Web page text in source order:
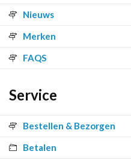
Nieuws
Merken
FAQS
Service
Bestellen & Bezorgen
Betalen